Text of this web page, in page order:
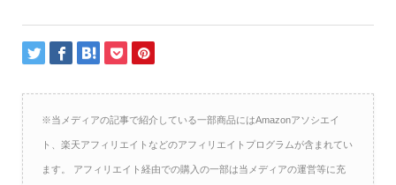
※当メディアの記事で紹介している一部商品にはAmazonアソシエイ
ト、楽天アフィリエイトなどのアフィリエイトプログラムが含まれてい
ます。 アフィリエイト経由での購入の一部は当メディアの運営等に充